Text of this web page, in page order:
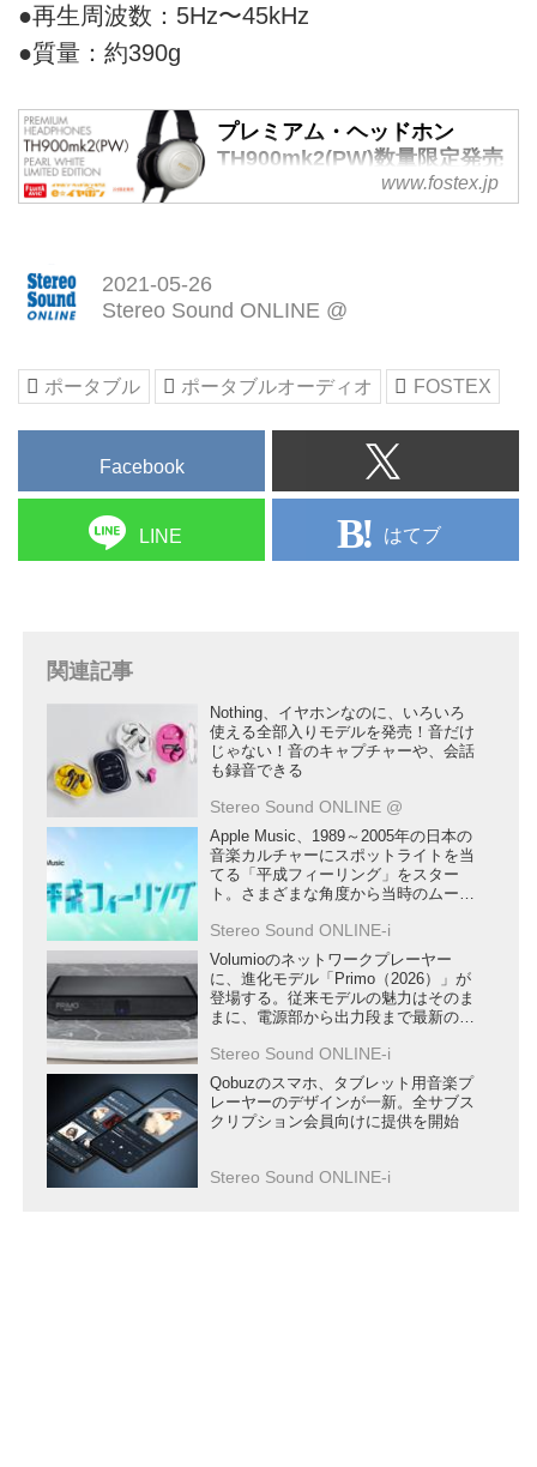
●再生周波数：5Hz〜45kHz
●質量：約390g
プレミアム・ヘッドホン
TH900mk2(PW)数量限定発売
致します。 | Fostex(フォステ
クス)
www.fostex.jp
2021-05-26
Stereo Sound ONLINE @
ポータブル ポータブルオーディオ FOSTEX
Facebook
LINE はてブ
関連記事
Nothing、イヤホンなのに、いろいろ
使える全部入りモデルを発売！音だけ
じゃない！音のキャプチャーや、会話
も録音できる
Stereo Sound ONLINE @
Apple Music、1989～2005年の日本の
音楽カルチャーにスポットライトを当
てる「平成フィーリング」をスター
ト。さまざまな角度から当時のムーブ
Stereo Sound ONLINE-i
Volumioのネットワークプレーヤー
に、進化モデル「Primo（2026）」が
登場する。従来モデルの魅力はそのま
まに、電源部から出力段まで最新の設
Stereo Sound ONLINE-i
Qobuzのスマホ、タブレット用音楽プ
レーヤーのデザインが一新。全サブス
クリプション会員向けに提供を開始
Stereo Sound ONLINE-i